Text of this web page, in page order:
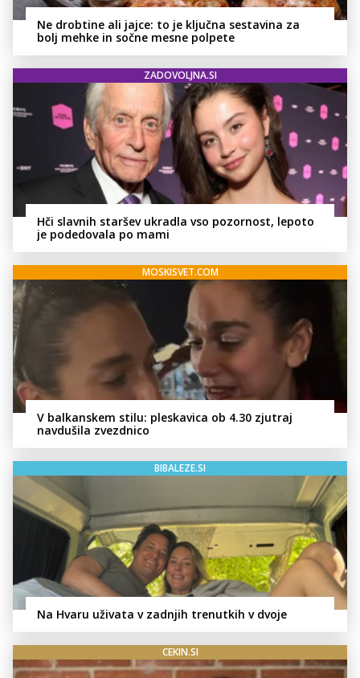
Ne drobtine ali jajce: to je ključna sestavina za
bolj mehke in sočne mesne polpete
ZADOVOLJNA.SI
Hči slavnih staršev ukradla vso pozornost, lepoto
je podedovala po mami
MOSKISVET.COM
V balkanskem stilu: pleskavica ob 4.30 zjutraj
navdušila zvezdnico
BIBALEZE.SI
Na Hvaru uživata v zadnjih trenutkih v dvoje
CEKIN.SI